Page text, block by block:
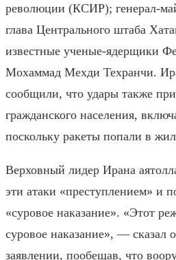
революции (КСИР); генерал-
глава Центрального штаба
известные ученые-ядерщики
Мохаммад Мехди Техранчи.
сообщили, что удары также
гражданского населения,
поскольку ракеты попали в
Верховный лидер Ирана
эти атаки «преступлением» и
«суровое наказание». «Этот
суровое наказание», — сказал
заявлении, пообещав, что